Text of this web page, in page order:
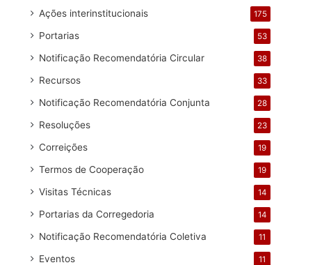
Ações interinstitucionais 175
Portarias 53
Notificação Recomendatória Circular 38
Recursos 33
Notificação Recomendatória Conjunta 28
Resoluções 23
Correições 19
Termos de Cooperação 19
Visitas Técnicas 14
Portarias da Corregedoria 14
Notificação Recomendatória Coletiva 11
Eventos 11